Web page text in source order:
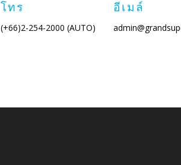
โทร
(+66)2-254-2000 (AUTO)
อีเมล์